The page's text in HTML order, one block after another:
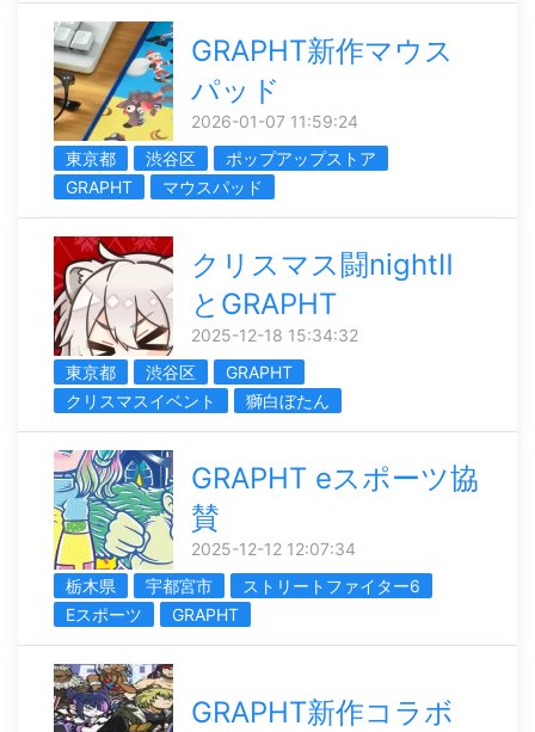
GRAPHT新作マウス
パッド
2026-01-07 11:59:24
東京都
渋谷区
ポップアップストア
GRAPHT
マウスパッド
クリスマス闘nightⅡ
とGRAPHT
2025-12-18 15:34:32
東京都
渋谷区
GRAPHT
クリスマスイベント
獅白ぼたん
GRAPHT eスポーツ協
賛
2025-12-12 12:07:34
栃木県
宇都宮市
ストリートファイター6
Eスポーツ
GRAPHT
GRAPHT新作コラボ